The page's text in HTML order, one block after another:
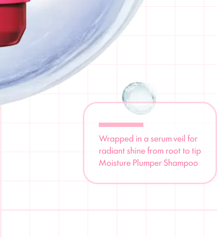
Wrapped in a serum veil for
radiant shine from root to tip
Moisture Plumper Shampoo